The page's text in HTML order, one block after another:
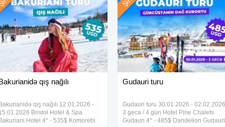
qış nağılı
Bakurianidə qış nağılı 12.01.2026 -
Bristol Hotel & Spa
Bakuriani Hotel 4* - 535$ Komorebi
Gudauri turu
Gudauri turu 30.01.2026 - 02.02.2026
3 gecə / 4 gün Hotel Pine Chalets
Gudauri 4* - 485$ Dandelion Gudauri